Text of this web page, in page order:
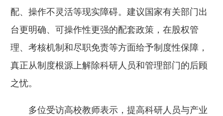
配、操作不灵活等现实障碍。建议国家有关部门出
台更明确、可操作性更强的配套政策，在股权管
理、考核机制和尽职免责等方面给予制度性保障，
真正从制度根源上解除科研人员和管理部门的后顾
之忧。
多位受访高校教师表示，提高科研人员与产业